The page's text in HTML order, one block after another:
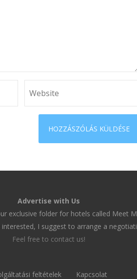
Advertise with Us
exclusive folder for hotels called Meet
I suggest to arrange a
Feel free to contact us!
feltételek Kapcsolat